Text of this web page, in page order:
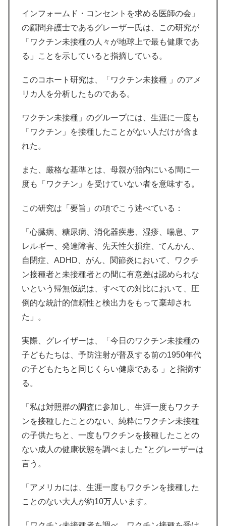
インフォームド・コンセントを求める医師の会」
の顧問弁護士であるグレーザー氏は、この研究が
「ワクチン未接種の人々が地球上で最も健康であ
る」ことを示していると指摘している。
このコホート研究は、「ワクチン未接種 」のアメ
リカ人を分析したものである。
ワクチン未接種」のグループには、生涯に一度も
「ワクチン」を接種したことがない人だけが含ま
れた。
また、厳格な基準とは、母親が胎内にいる間に一
度も「ワクチン」を受けていない者を意味する。
この研究は「要旨」の項でこう述べている：
「心臓病、糖尿病、消化器疾患、湿疹、喘息、ア
レルギー、発達障害、先天性欠損症、てんかん、
自閉症、ADHD、がん、関節炎において、ワクチ
ン接種者と未接種者との間に有意差は認められな
いという帰無仮説は、すべての対比において、圧
倒的な統計的信頼性と検出力をもって棄却され
た」。
実際、グレイザーは、「今日のワクチン未接種の
子どもたちは、予防注射が普及する前の1950年代
の子どもたちと同じくらい健康である 」と指摘す
る。
「私は対照群の調査に参加し、生涯一度もワクチ
ンを接種したことのない、純粋にワクチン未接種
の子供たちと、一度もワクチンを接種したことの
ない成人の健康状態を調べました “とグレーザーは
言う。
「アメリカには、生涯一度もワクチンを接種した
ことのない大人が約10万人います。